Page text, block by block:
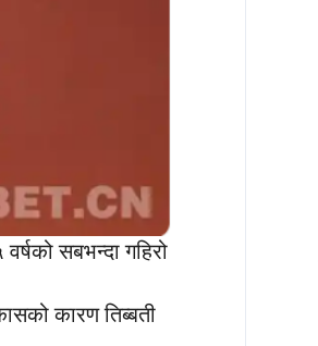
सबभन्दा गहिरो
कारण तिब्बती